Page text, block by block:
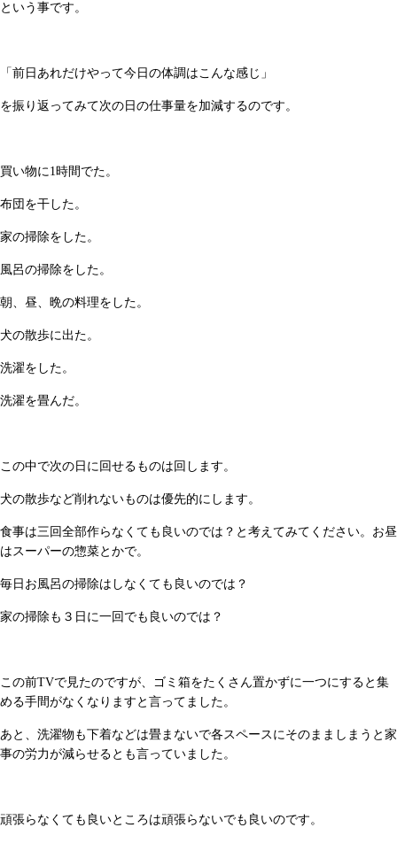
という事です。
「前日あれだけやって今日の体調はこんな感じ」
を振り返ってみて次の日の仕事量を加減するのです。
買い物に1時間でた。
布団を干した。
家の掃除をした。
風呂の掃除をした。
朝、昼、晩の料理をした。
犬の散歩に出た。
洗濯をした。
洗濯を畳んだ。
この中で次の日に回せるものは回します。
犬の散歩など削れないものは優先的にします。
食事は三回全部作らなくても良いのでは？と考えてみてください。お昼
はスーパーの惣菜とかで。
毎日お風呂の掃除はしなくても良いのでは？
家の掃除も３日に一回でも良いのでは？
この前TVで見たのですが、ゴミ箱をたくさん置かずに一つにすると集
める手間がなくなりますと言ってました。
あと、洗濯物も下着などは畳まないで各スペースにそのまましまうと家
事の労力が減らせるとも言っていました。
頑張らなくても良いところは頑張らないでも良いのです。